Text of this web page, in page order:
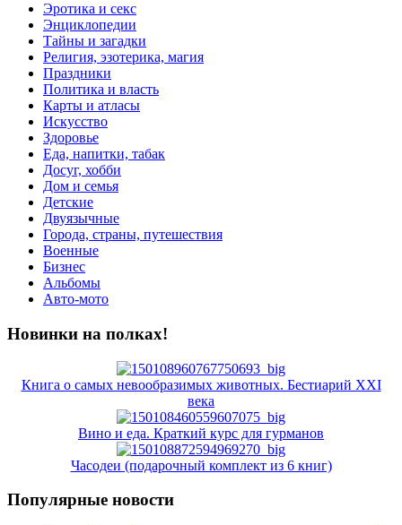
Эротика и секс
Энциклопедии
Тайны и загадки
Религия, эзотерика, магия
Праздники
Политика и власть
Карты и атласы
Искусство
Здоровье
Еда, напитки, табак
Досуг, хобби
Дом и семья
Детские
Двуязычные
Города, страны, путешествия
Военные
Бизнес
Альбомы
Авто-мото
Новинки на полках!
Книга о самых невообразимых животных. Бестиарий XXI
века
Вино и еда. Краткий курс для гурманов
Часодеи (подарочный комплект из 6 книг)
Популярные новости